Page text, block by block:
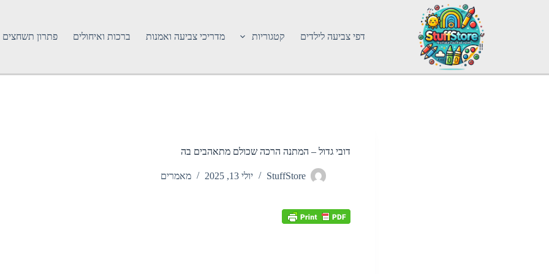
דפי צביעה לילדים קטגוריות מדריכי צביעה ואמנות ברכות ואיחולים פתרון תשחצים
דובי גדול – המתנה הרכה שכולם מתאהבים בה
StuffStore יולי 13, 2025 מאמרים